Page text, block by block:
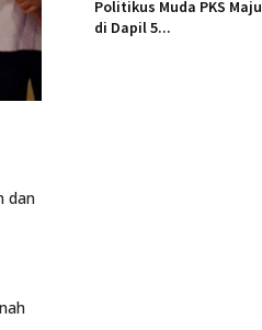
dan
Politikus Muda PKS Maju
di Dapil 5...